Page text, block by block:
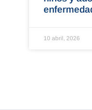
10 abril, 2026